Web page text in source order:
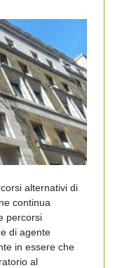
alternativi di
continua
percorsi
di agente
in essere che
al